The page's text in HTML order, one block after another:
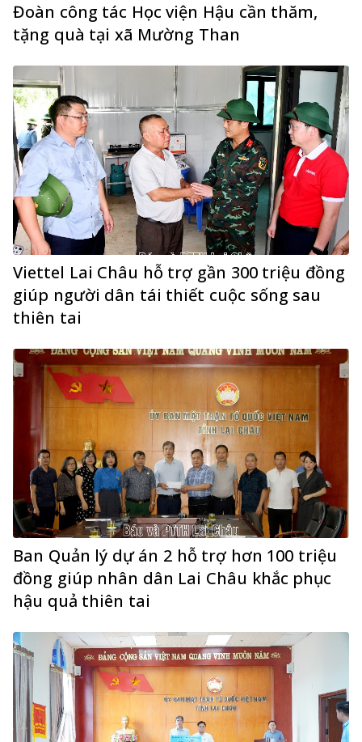
Đoàn công tác Học viện Hậu cần thăm,
tặng quà tại xã Mường Than
Viettel Lai Châu hỗ trợ gần 300 triệu đồng
giúp người dân tái thiết cuộc sống sau
thiên tai
Ban Quản lý dự án 2 hỗ trợ hơn 100 triệu
đồng giúp nhân dân Lai Châu khắc phục
hậu quả thiên tai